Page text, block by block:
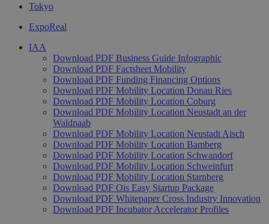
Tokyo
ExpoReal
IAA
Download PDF Business Guide Infographic
Download PDF Factsheet Mobility
Download PDF Funding Financing Options
Download PDF Mobility Location Donau Ries
Download PDF Mobility Location Coburg
Download PDF Mobility Location Neustadt an der
Waldnaab
Download PDF Mobility Location Neustadt Aisch
Download PDF Mobility Location Bamberg
Download PDF Mobility Location Schwandorf
Download PDF Mobility Location Schweinfurt
Download PDF Mobility Location Starnberg
Download PDF Ois Easy Startup Package
Download PDF Whitepaper Cross Industry Innovation
Download PDF Incubator Accelerator Profiles